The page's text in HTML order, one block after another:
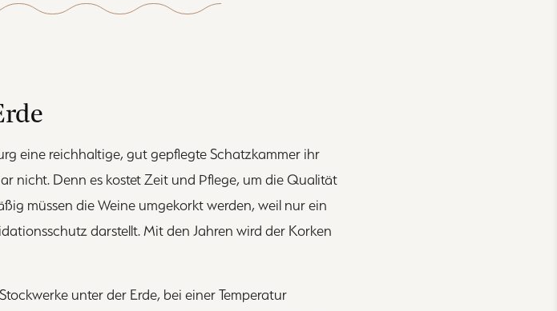
eine reichhaltige, gut gepflegte Schatzkammer ihr
nicht. Denn es kostet Zeit und Pflege, um die Qualität
müssen die Weine umgekorkt werden, weil nur ein
darstellt. Mit den Jahren wird der Korken
unter der Erde, bei einer Temperatur